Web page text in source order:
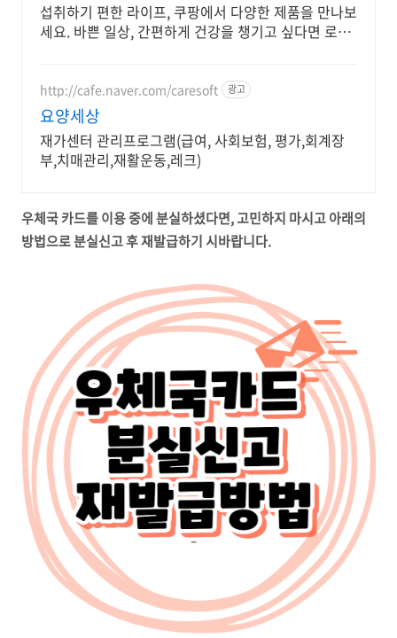
섭취하기 편한 라이프, 쿠팡에서 다양한 제품을 만나보
세요. 바쁜 일상, 간편하게 건강을 챙기고 싶다면 로켓
http://cafe.naver.com/caresoft 광고
요양세상
재가센터 관리프로그램(급여, 사회보험, 평가,회계장
부,치매관리,재활운동,레크)
우체국 카드를 이용 중에 분실하셨다면, 고민하지 마시고 아래의
방법으로 분실신고 후 재발급하기 시바랍니다.